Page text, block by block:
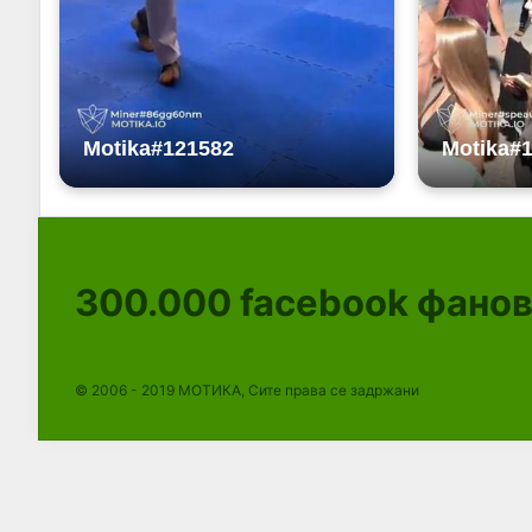
300.000 facebook
© 2006 - 2019 МОТИКА, Сите права се задржани